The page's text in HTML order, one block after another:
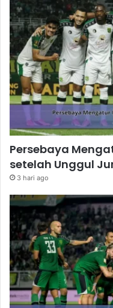
Persebaya
setelah Unggul
3 hari ago